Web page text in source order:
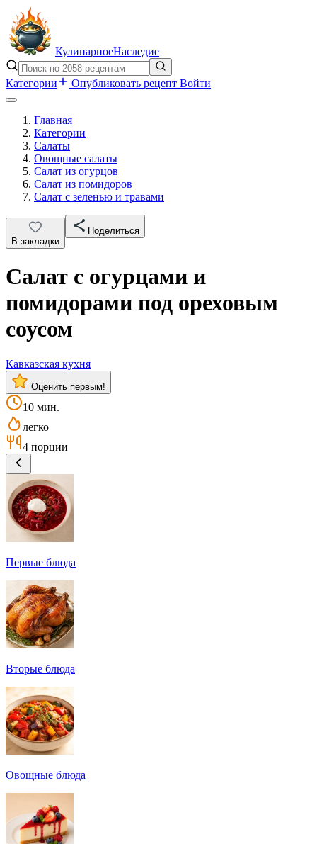
КулинарноеНаследие
Категории Опубликовать рецепт Войти
Главная
Категории
Салаты
Овощные салаты
Салат из огурцов
Салат из помидоров
Салат с зеленью и травами
В закладки
Поделиться
Салат с огурцами и
помидорами под ореховым
соусом
Кавказская кухня
Оценить первым!
10 мин.
легко
4 порции
Первые блюда
Вторые блюда
Овощные блюда